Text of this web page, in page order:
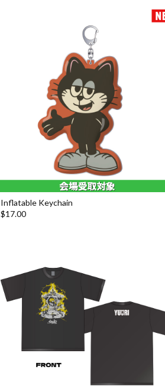
Inflatable Keychain
$‌17.00